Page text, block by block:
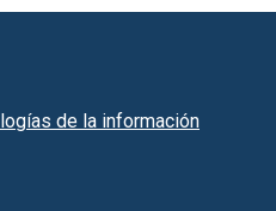
de la información